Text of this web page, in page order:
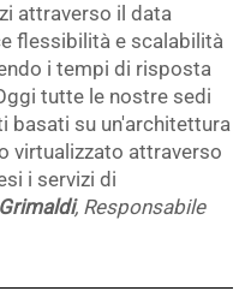
attraverso il data
flessibilità e scalabilità
i tempi di risposta
tutte le nostre sedi
basati su un'architettura
virtualizzato attraverso
i servizi di
, Responsabile